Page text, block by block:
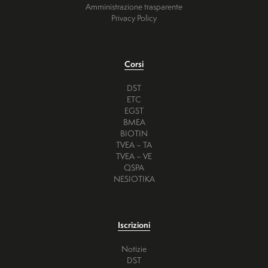
Amministrazione trasparente
Privacy Policy
Corsi
DST
ETC
EGST
BMEA
BIOTIN
TVEA – TA
TVEA – VE
QSPA
NESIOTIKA
Iscrizioni
Notizie
DST